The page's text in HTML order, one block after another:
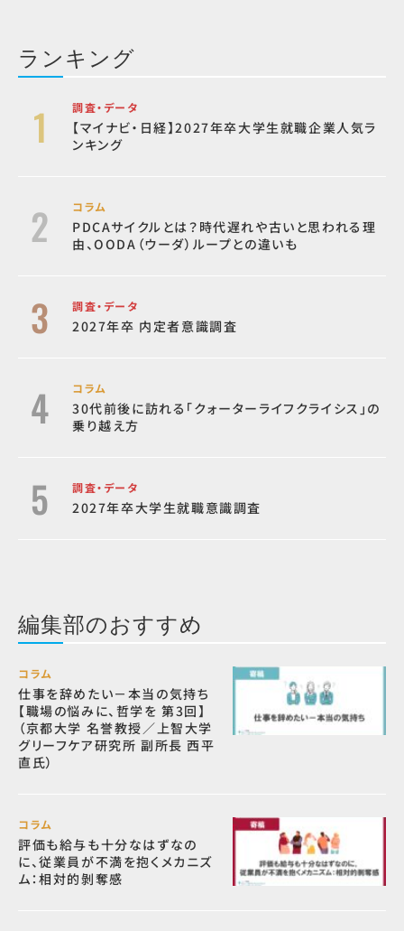
ランキング
調査・データ
【マイナビ・日経】2027年卒大学生就職企業人気ラ
ンキング
コラム
PDCAサイクルとは？時代遅れや古いと思われる理
由、OODA（ウーダ）ループとの違いも
調査・データ
2027年卒 内定者意識調査
コラム
30代前後に訪れる「クォーターライフクライシス」の
乗り越え方
調査・データ
2027年卒大学生就職意識調査
編集部のおすすめ
コラム
仕事を辞めたい－本当の気持ち
【職場の悩みに、哲学を 第3回】
（京都大学 名誉教授／上智大学
グリーフケア研究所 副所長 西平
直氏）
コラム
評価も給与も十分なはずなの
に、従業員が不満を抱くメカニズ
ム：相対的剝奪感